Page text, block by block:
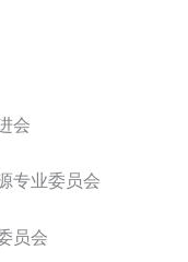
会
业委员会
会